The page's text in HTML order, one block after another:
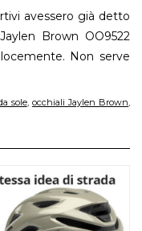
avessero già detto
Brown OO9522
Non serve
sole, occhiali Jaylen Brown,